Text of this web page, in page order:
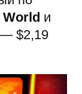
World и
— $2,19